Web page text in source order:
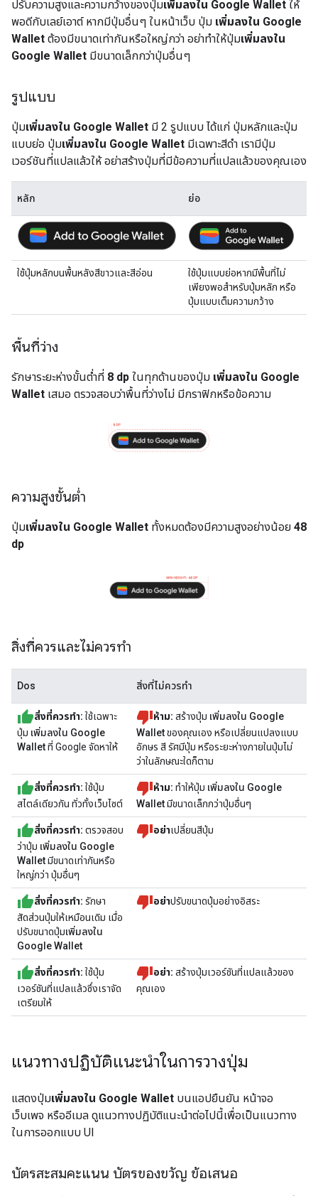
ปรับความสูงและความกว้างของปุ่มเพิ่มลงใน Google Wallet ให้
พอดีกับเลย์เอาต์ หากมีปุ่มอื่นๆ ในหน้าเว็บ ปุ่ม เพิ่มลงใน Google
Wallet ต้องมีขนาดเท่ากันหรือใหญ่กว่า อย่าทำให้ปุ่มเพิ่มลงใน
Google Wallet มีขนาดเล็กกว่าปุ่มอื่นๆ
รูปแบบ
ปุ่มเพิ่มลงใน Google Wallet มี 2 รูปแบบ ได้แก่ ปุ่มหลักและปุ่ม
แบบย่อ ปุ่มเพิ่มลงใน Google Wallet มีเฉพาะสีดำ เรามีปุ่ม
เวอร์ชันที่แปลแล้วให้ อย่าสร้างปุ่มที่มีข้อความที่แปลแล้วของคุณเอง
หลัก ย่อ
ใช้ปุ่มหลักบนพื้นหลังสีขาวและสีอ่อน
ใช้ปุ่มแบบย่อหากมีพื้นที่ไม่
เพียงพอสำหรับปุ่มหลัก หรือ
ปุ่มแบบเต็มความกว้าง
พื้นที่ว่าง
รักษาระยะห่างขั้นต่ำที่ 8 dp ในทุกด้านของปุ่ม เพิ่มลงใน Google
Wallet เสมอ ตรวจสอบว่าพื้นที่ว่างไม่ มีกราฟิกหรือข้อความ
ความสูงขั้นต่ำ
ปุ่มเพิ่มลงใน Google Wallet ทั้งหมดต้องมีความสูงอย่างน้อย 48
dp
สิ่งที่ควรและไม่ควรทำ
Dos สิ่งที่ไม่ควรทำ
สิ่งที่ควรทำ: ใช้เฉพาะ
ปุ่ม เพิ่มลงใน Google
Walletที่ Google จัดหาให้
ห้าม: สร้างปุ่ม เพิ่มลงใน Google
Walletของคุณเอง หรือเปลี่ยนแปลงแบบ
อักษร สี รัศมีปุ่ม หรือระยะห่างภายในปุ่มไม่
ว่าในลักษณะใดก็ตาม
สิ่งที่ควรทำ: ใช้ปุ่ม
สไตล์เดียวกัน ทั่วทั้งเว็บไซต์
ห้าม: ทำให้ปุ่ม เพิ่มลงใน Google
Walletมีขนาดเล็กกว่าปุ่มอื่นๆ
สิ่งที่ควรทำ: ตรวจสอบ
ว่าปุ่ม เพิ่มลงใน Google
Walletมีขนาดเท่ากันหรือ
ใหญ่กว่า ปุ่มอื่นๆ
อย่าเปลี่ยนสีปุ่ม
สิ่งที่ควรทำ: รักษา
สัดส่วนปุ่มให้เหมือนเดิม เมื่อ
ปรับขนาดปุ่มเพิ่มลงใน
Google Wallet
อย่าปรับขนาดปุ่มอย่างอิสระ
สิ่งที่ควรทำ: ใช้ปุ่ม
เวอร์ชันที่แปลแล้วซึ่งเราจัด
เตรียมให้
อย่า: สร้างปุ่มเวอร์ชันที่แปลแล้วของ
คุณเอง
แนวทางปฏิบัติแนะนำในการวางปุ่ม
แสดงปุ่มเพิ่มลงใน Google Wallet บนแอปยืนยัน หน้าจอ
เว็บเพจ หรืออีเมล ดูแนวทางปฏิบัติแนะนำต่อไปนี้เพื่อเป็นแนวทาง
ในการออกแบบ UI
บัตรสะสมคะแนน บัตรของขวัญ ข้อเสนอ